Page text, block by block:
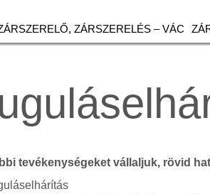
ZÁRSZERELÉS – VÁC
tevékenységeket vállaljuk, rövid